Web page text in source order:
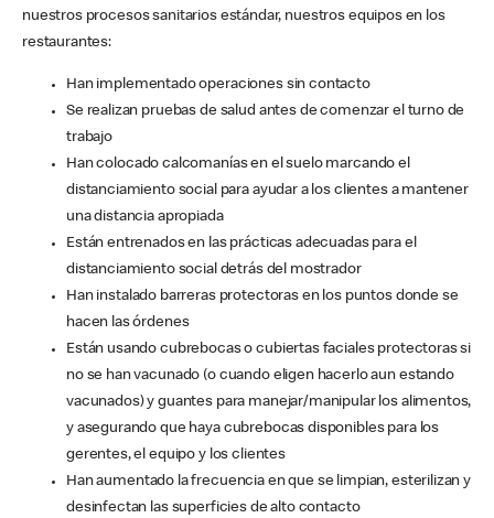
nuestros procesos sanitarios estándar, nuestros equipos en los
restaurantes:
Han implementado operaciones sin contacto
Se realizan pruebas de salud antes de comenzar el turno de
trabajo
Han colocado calcomanías en el suelo marcando el
distanciamiento social para ayudar a los clientes a mantener
una distancia apropiada
Están entrenados en las prácticas adecuadas para el
distanciamiento social detrás del mostrador
Han instalado barreras protectoras en los puntos donde se
hacen las órdenes
Están usando cubrebocas o cubiertas faciales protectoras si
no se han vacunado (o cuando eligen hacerlo aun estando
vacunados) y guantes para manejar/manipular los alimentos,
y asegurando que haya cubrebocas disponibles para los
gerentes, el equipo y los clientes
Han aumentado la frecuencia en que se limpian, esterilizan y
desinfectan las superficies de alto contacto